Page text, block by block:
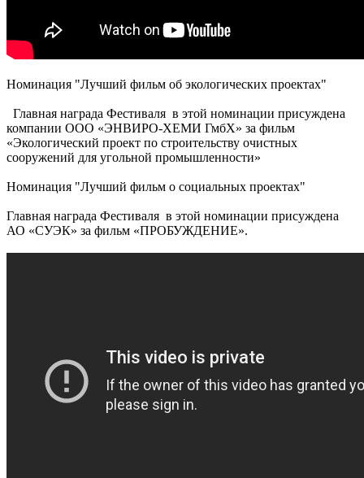
Номинация "Лучший фильм об экологических проектах"
Главная награда Фестиваля в этой номинации присуждена
компании ООО «ЭНВИРО-ХЕМИ ГмбХ» за фильм
«Экологический проект по строительству очистных
сооружений для угольной промышленности»
Номинация "Лучший фильм о социальных проектах"
Главная награда Фестиваля в этой номинации присуждена
АО «СУЭК» за фильм «ПРОБУЖДЕНИЕ».